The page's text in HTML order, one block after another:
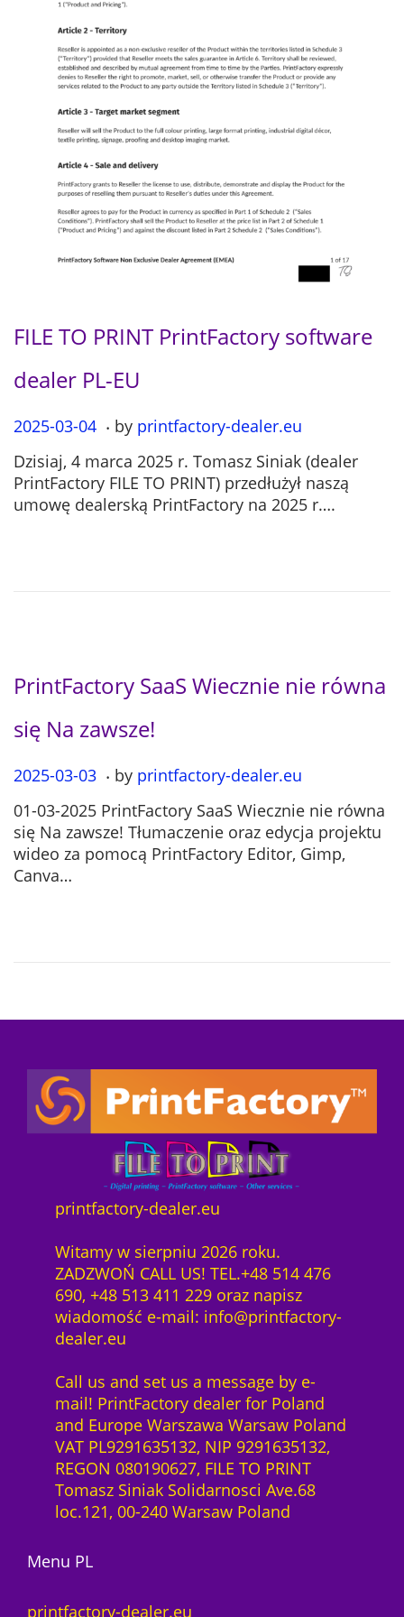
FILE TO PRINT PrintFactory software
dealer PL-EU
P
s
t
e
2025-03-04 2
2
5
-
. by printfactory-dealer.eu
Dzisiaj, 4 marca 2025 r. Tomasz Siniak (dealer
PrintFactory FILE TO PRINT) przedłużył naszą
umowę dealerską PrintFactory na 2025 r….
PrintFactory SaaS Wiecznie nie równa
się Na zawsze!
P
s
t
e
d
2025-03-03 2
2
5
-
. by printfactory-dealer.eu
01-03-2025 PrintFactory SaaS Wiecznie nie równa
się Na zawsze! Tłumaczenie oraz edycja projektu
wideo za pomocą PrintFactory Editor, Gimp,
Canva…
printfactory-dealer.eu
Witamy w sierpniu 2026 roku.
ZADZWOŃ CALL US! TEL.+48 514 476
690, +48 513 411 229 oraz napisz
wiadomość e-mail: info@printfactory-
dealer.eu
Call us and set us a message by e-
mail! PrintFactory dealer for Poland
and Europe Warszawa Warsaw Poland
VAT PL9291635132, NIP 9291635132,
REGON 080190627, FILE TO PRINT
Tomasz Siniak Solidarnosci Ave.68
loc.121, 00-240 Warsaw Poland
Menu PL
printfactory-dealer.eu